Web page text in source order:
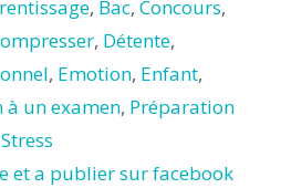
, Bac,Concours,
, Détente,
, Emotion, Enfant,
un examen, Préparation
Stress
et a publier sur facebook